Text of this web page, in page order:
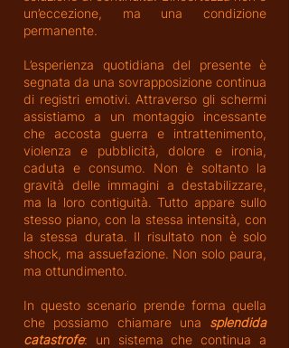
un’eccezione, ma una condizione
permanente.
L’esperienza quotidiana del presente è
segnata da una sovrapposizione continua
di registri emotivi. Attraverso gli schermi
assistiamo a un montaggio incessante
che accosta guerra e intrattenimento,
violenza e pubblicità, dolore e ironia,
caduta e consumo. Non è soltanto la
gravità delle immagini a destabilizzare,
ma la loro contiguità. Tutto appare sullo
stesso piano, con la stessa intensità, con
la stessa durata. Il risultato non è solo
shock, ma assuefazione. Non solo paura,
ma ottundimento.
In questo scenario prende forma quella
che possiamo chiamare una splendida
catastrofe: un sistema che continua a